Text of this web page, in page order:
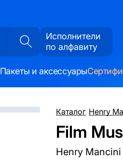
Исполнители
по алфавиту
Пакеты и аксессуары
Каталог/Henry
Film
Henry